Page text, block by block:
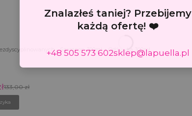
- Szampon 300ml + Odżywka 300ml
133,00 zł
Znalazłeś taniej? Przebijemy
każdą ofertę! ❤️
+48 505 573 602sklep@lapuella.pl